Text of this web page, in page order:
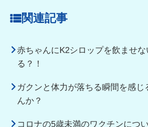
関連記事
赤ちゃんにK2シロップを飲ませ
る？！
ガクンと体力が落ちる瞬間を感
んか？
コロナの5歳未満のワクチンにつ